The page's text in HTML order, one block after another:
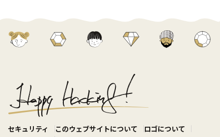
セキュリティ このウェブサイトについて
ロゴについて